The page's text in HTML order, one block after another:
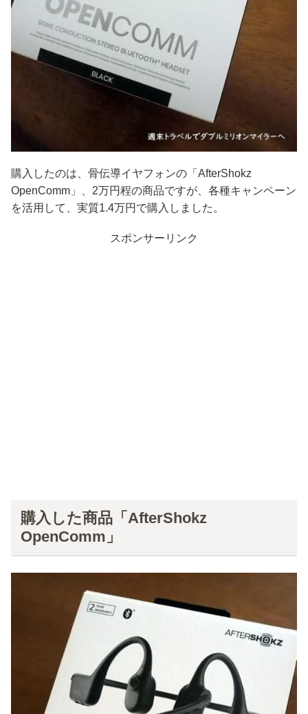
購入したのは、骨伝導イヤフォンの「AfterShokz
OpenComm」、2万円程の商品ですが、各種キャンペーン
を活用して、実質1.4万円で購入しました。
スポンサーリンク
購入した商品「AfterShokz
OpenComm」